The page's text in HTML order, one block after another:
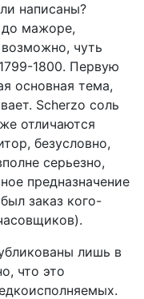
написаны?
мажоре,
чуть
1800. Первую
основная тема,
Scherzo соль
отличаются
безусловно,
серьезно,
предназначение
заказ кого-
лишь в
что это